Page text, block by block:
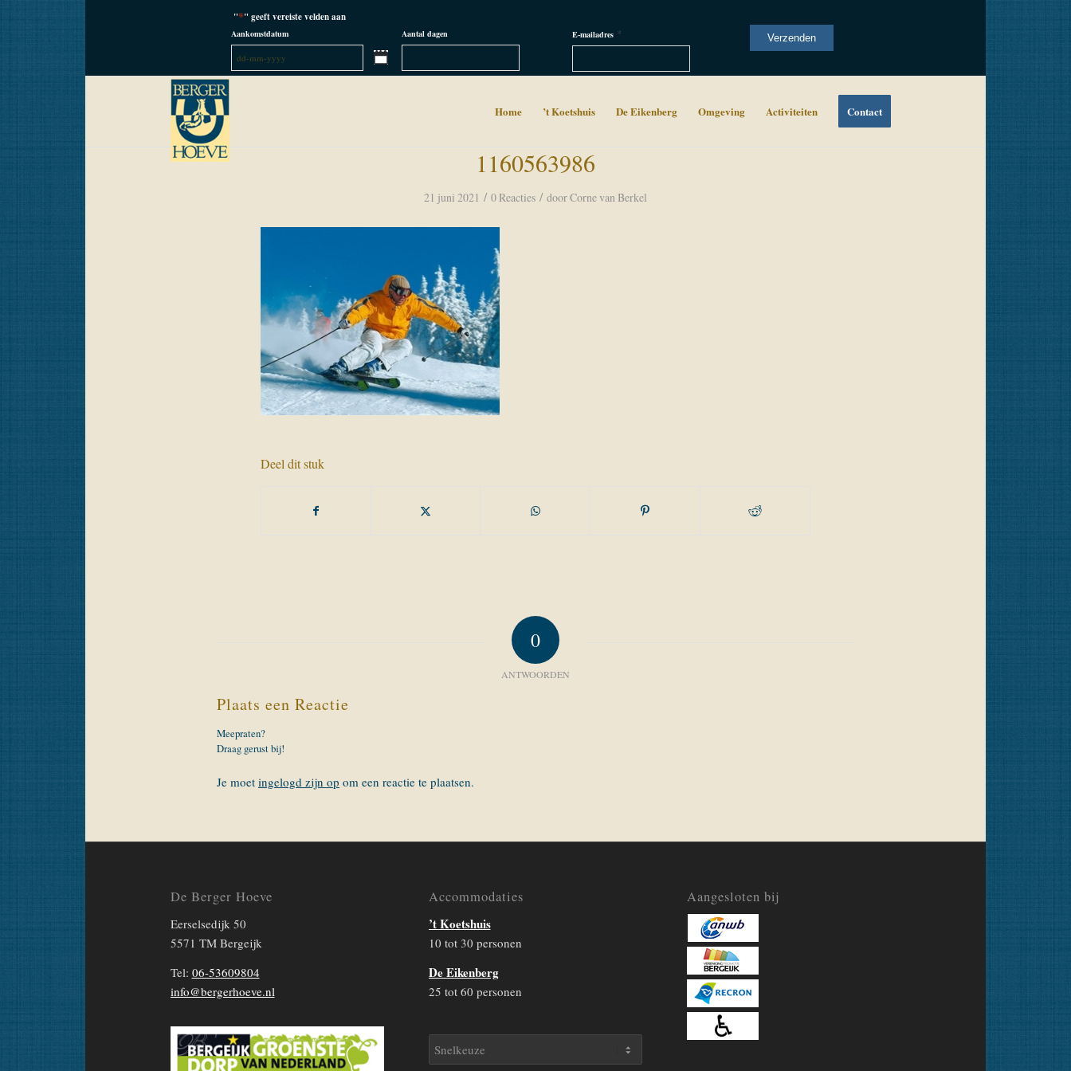
"*" geeft vereiste velden aan
Aankomstdatum
DD
dash
MM
Aantal dagen E-mailadres * Verzenden
Home ’t Koetshuis De Eikenberg Omgeving Activiteiten Contact
1160563986
21 juni 2021 / 0 Reacties / doorCorne van Berkel
Deel dit stuk
0
ANTWOORDEN
Plaats een Reactie
Meepraten?
Draag gerust bij!
Je moet ingelogd zijn op om een reactie te plaatsen.
De Berger Hoeve
Eerselsedijk 50
5571 TM Bergeijk
Tel: 06-53609804
info@bergerhoeve.nl
Accommodaties
’t Koetshuis
10 tot 30 personen
De Eikenberg
25 tot 60 personen
Aangesloten bij